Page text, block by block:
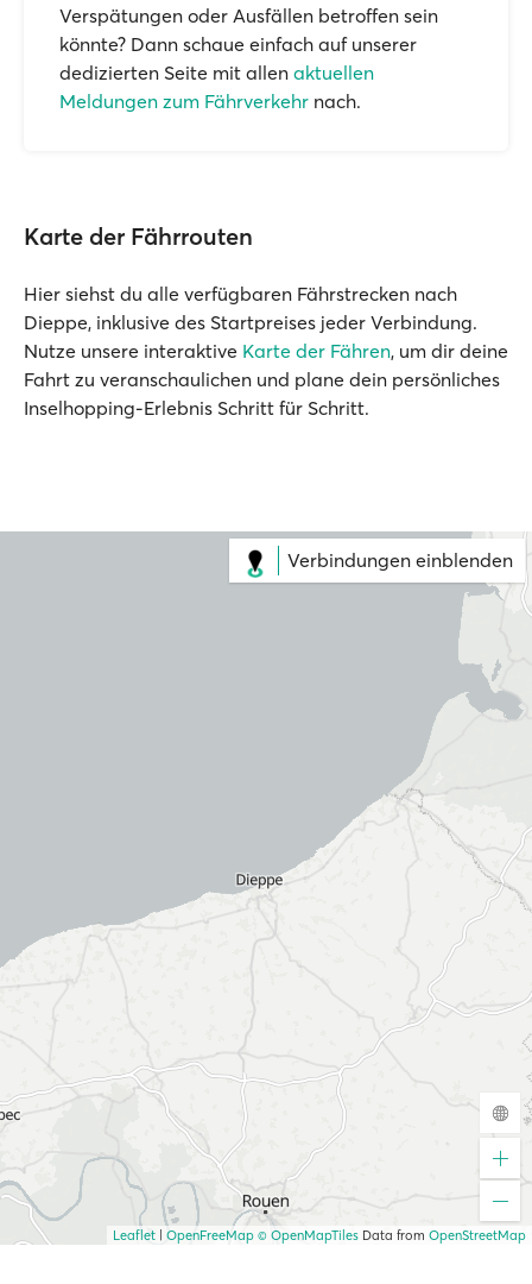
Verspätungen oder Ausfällen betroffen sein
könnte? Dann schaue einfach auf unserer
dedizierten Seite mit allen aktuellen
Meldungen zum Fährverkehr nach.
Karte der Fährrouten
Hier siehst du alle verfügbaren Fährstrecken nach
Dieppe, inklusive des Startpreises jeder Verbindung.
Nutze unsere interaktive Karte der Fähren, um dir deine
Fahrt zu veranschaulichen und plane dein persönliches
Inselhopping-Erlebnis Schritt für Schritt.
Verbindungen einblenden
Leaflet OpenFreeMap © OpenMapTiles Data from OpenStreetMap